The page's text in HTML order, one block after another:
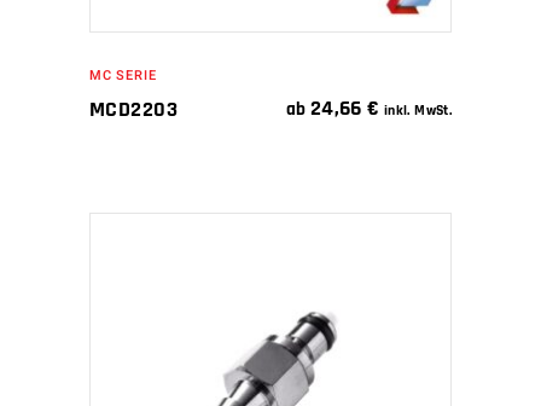
MC SERIE
MCD2203 ab 24,66€ inkl. MwSt.
IN DEN WARENKORB